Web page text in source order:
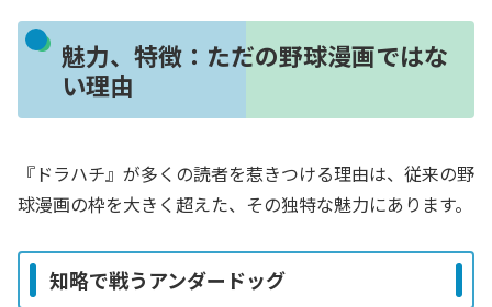
魅力、特徴：ただの野球漫画ではな
い理由
『ドラハチ』が多くの読者を惹きつける理由は、従来の野
球漫画の枠を大きく超えた、その独特な魅力にあります。
知略で戦うアンダードッグ